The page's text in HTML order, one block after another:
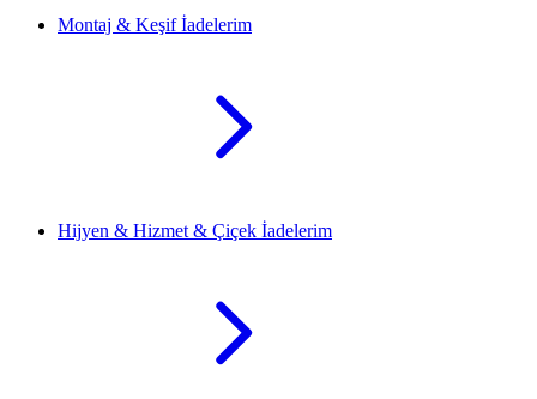
Montaj & Keşif İadelerim
Hijyen & Hizmet & Çiçek İadelerim